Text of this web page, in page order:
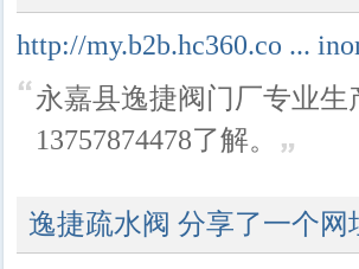
http://my.b2b.hc360.co ...
永嘉县逸捷阀门厂专业
13757874478了解。
逸捷疏水阀 分享了一个网